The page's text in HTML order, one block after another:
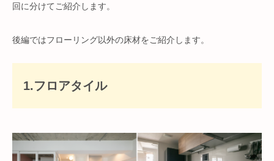
回に分けてご紹介します。
後編ではフローリング以外の床材をご紹介します。
1.フロアタイル